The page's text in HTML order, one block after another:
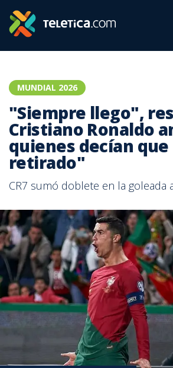
MUNDIAL 2026
"Siempre llego",
Cristiano Ronaldo
quienes decían
retirado"
CR7 sumó doblete en la goleada